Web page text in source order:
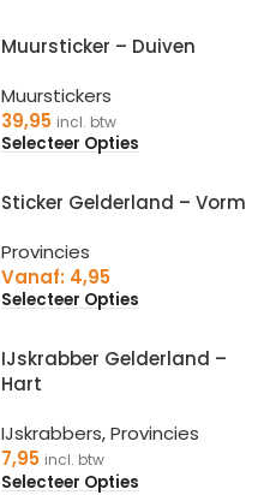
Muursticker – Duiven
Muurstickers
39,95 incl. btw
Selecteer Opties
Sticker Gelderland – Vorm
Provincies
Vanaf: 4,95
Selecteer Opties
IJskrabber Gelderland –
Hart
IJskrabbers,Provincies
7,95 incl. btw
Selecteer Opties